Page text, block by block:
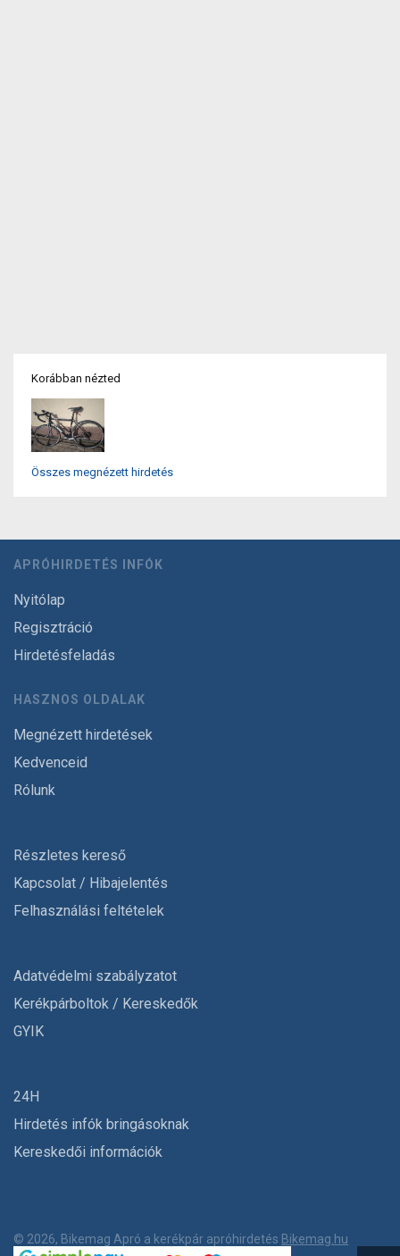
Korábban nézted
Összes megnézett hirdetés
APRÓHIRDETÉS INFÓK
Nyitólap
Regisztráció
Hirdetésfeladás
HASZNOS OLDALAK
Megnézett hirdetések
Kedvenceid
Rólunk
Részletes kereső
Kapcsolat / Hibajelentés
Felhasználási feltételek
Adatvédelmi szabályzatot
Kerékpárboltok / Kereskedők
GYIK
24H
Hirdetés infók bringásoknak
Kereskedői információk
© 2026, Bikemag Apró a kerékpár apróhirdetés Bikemag.hu